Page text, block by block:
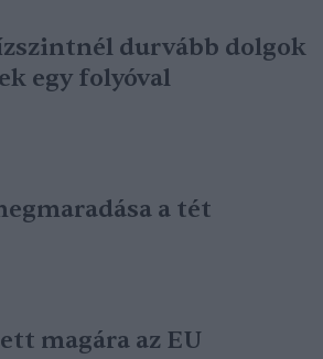
durvább dolgok
egy folyóval
a tét
magára az EU